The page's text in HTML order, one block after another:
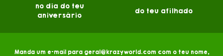
no dia do teu
aniversário
do teu afilhado
Manda um e-mail para geral@krazyworld.com com o teu nome,